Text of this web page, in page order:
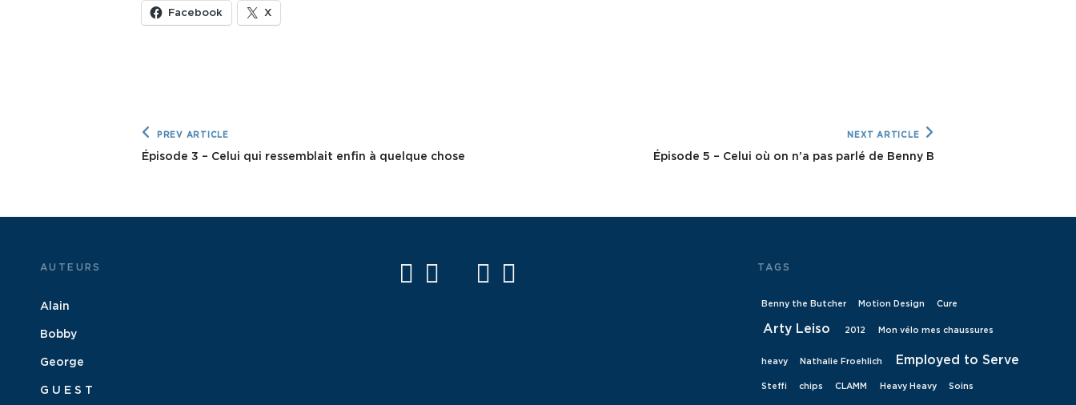
Facebook X
Navigation
de
Previous
Post
PREV ARTICLE
Épisode 3 – Celui qui ressemblait enfin à quelque chose
NEXT ARTICLE
Épisode 5 – Celui où on n’a pas parlé de Benny B
AUTEURS
Alain
Bobby
George
G U E S T
facebook
twitter
mail instagram TAGS
Benny the Butcher Motion Design Cure
Arty Leiso 2012 Mon vélo mes chaussures
heavy Nathalie Froehlich Employed to Serve
Steffi chips CLAMM Heavy Heavy Soins